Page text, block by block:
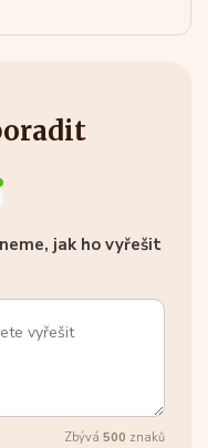
jak ho vyřešit
Zbývá 500 znaků